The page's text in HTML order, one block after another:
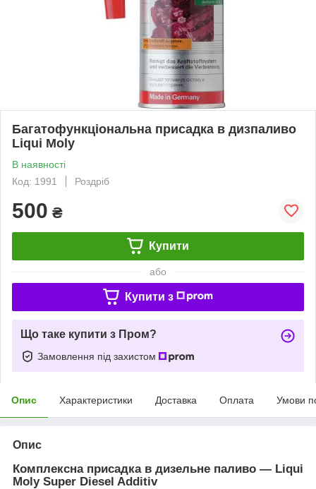
Багатофункціональна присадка в дизпаливо
Liqui Moly
В наявності
Код: 1991
Роздріб
500 ₴
Купити
або
Купити з
Що таке купити з Пром?
Замовлення під захистом
Опис Характеристики Доставка Оплата Умови
Опис
Комплексна присадка в дизельне паливо ― Liqui
Moly Super Diesel Addіtіv